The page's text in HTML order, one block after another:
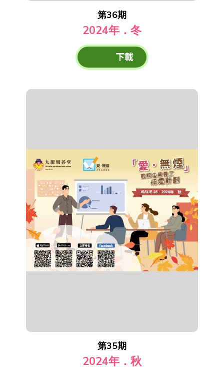
第36期
2024年．冬
下載
第35期
2024年．秋